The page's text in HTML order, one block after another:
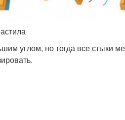
углом, но тогда все стыки